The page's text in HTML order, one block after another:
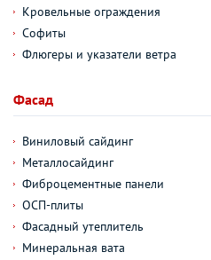
Кровельные ограждения
Софиты
Флюгеры и указатели ветра
Фасад
Виниловый сайдинг
Металлосайдинг
Фиброцементные панели
ОСП-плиты
Фасадный утеплитель
Минеральная вата